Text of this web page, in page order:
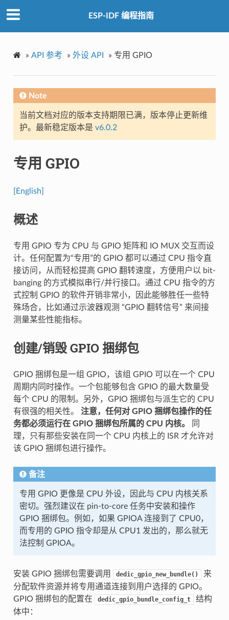
ESP-IDF 编程指南
» API 参考 » 外设 API » 专用 GPIO
Note
当前文档对应的版本支持期限已满，版本停止更新维
护。最新稳定版本是 v6.0.2
专用 GPIO
[English]
概述
专用 GPIO 专为 CPU 与 GPIO 矩阵和 IO MUX 交互而设
计。任何配置为“专用”的 GPIO 都可以通过 CPU 指令直
接访问，从而轻松提高 GPIO 翻转速度，方便用户以 bit-
banging 的方式模拟串行/并行接口。通过 CPU 指令的方
式控制 GPIO 的软件开销非常小，因此能够胜任一些特
殊场合，比如通过示波器观测 “GPIO 翻转信号” 来间接
测量某些性能指标。
创建/销毁 GPIO 捆绑包
GPIO 捆绑包是一组 GPIO，该组 GPIO 可以在一个 CPU
周期内同时操作。一个包能够包含 GPIO 的最大数量受
每个 CPU 的限制。另外，GPIO 捆绑包与派生它的 CPU
有很强的相关性。 注意，任何对 GPIO 捆绑包操作的任
务都必须运行在 GPIO 捆绑包所属的 CPU 内核。
同
理，只有那些安装在同一个 CPU 内核上的 ISR 才允许对
该 GPIO 捆绑包进行操作。
备注
专用 GPIO 更像是 CPU 外设，因此与 CPU 内核关系
密切。强烈建议在 pin-to-core 任务中安装和操作
GPIO 捆绑包。例如，如果 GPIOA 连接到了 CPU0，
而专用的 GPIO 指令却是从 CPU1 发出的，那么就无
法控制 GPIOA。
安装 GPIO 捆绑包需要调用 dedic_gpio_new_bundle()
来
分配软件资源并将专用通道连接到用户选择的 GPIO。
GPIO 捆绑包的配置在
dedic_gpio_bundle_config_t
结构
体中：